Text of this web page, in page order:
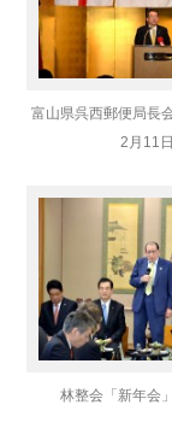
富山県呉西郵便局長
2月11日
林整会「新年会